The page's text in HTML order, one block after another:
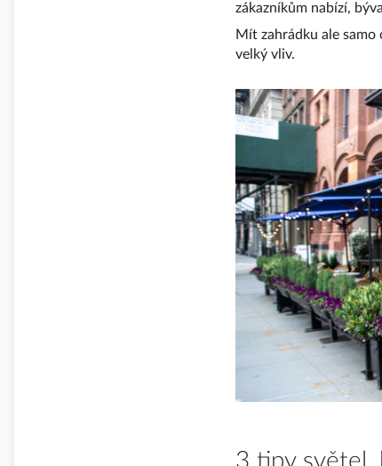
zákazníkům nabízí,
Mít zahrádku ale
velký vliv.
3 tipy světel,